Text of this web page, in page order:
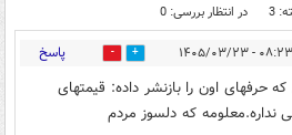
3 در انتظار بررسی: 0
۰۸:۲۳ - ۱۴۰۵/۰۳/۲۳ 0 پاسخ
اون را بازنشر داده: قیمتهای
نداره.معلومه که دلسوز مردم